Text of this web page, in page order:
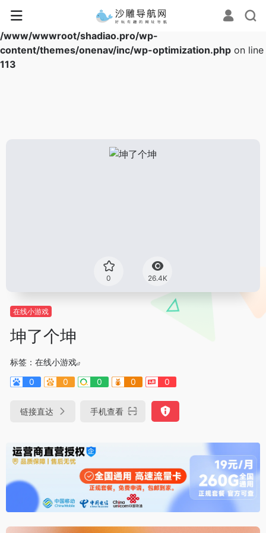
Warning
: Array to string conversion in
/www/wwwroot/shadiao.pro/wp-
content/themes/onenav/inc/wp-optimization.php on line
113
0 26.4K
在线小游戏
坤了个坤
标签： 在线小游戏
0
0 0 0 0
链接直达 手机查看